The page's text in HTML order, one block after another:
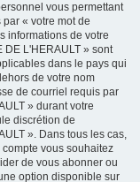
vous permettant
« votre mot de
informations de votre
DE L'HERAULT » sont
dans le pays qui
de votre nom
de courriel requis par
» durant votre
discrétion de
». Dans tous les cas,
vous souhaitez
de vous abonner ou
option disponible sur